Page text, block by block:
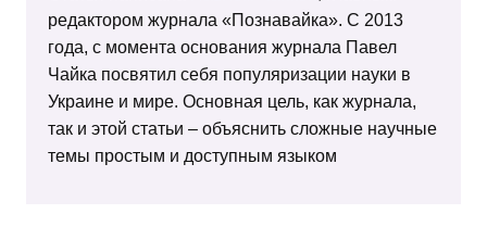
редактором журнала «Познавайка». С 2013
года, с момента основания журнала Павел
Чайка посвятил себя популяризации науки в
Украине и мире. Основная цель, как журнала,
так и этой статьи – объяснить сложные научные
темы простым и доступным языком